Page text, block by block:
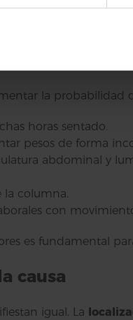
posturales y
un abordaje seguro
que favorecen
la probabilidad
horas sentado.
pesos de forma
abdominal y
columna.
con
es fundamental
causa
igual. La